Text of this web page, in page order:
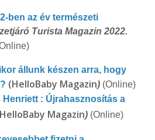
ben az év természeti
Turista Magazin 2022.
állunk készen arra, hogy
(HelloBaby Magazin) (Online)
Henriett : Újrahasznosítás a
Magazin) (Online)